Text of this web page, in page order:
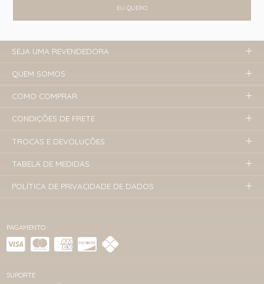
EU QUERO
PAGAMENTO
SUPORTE
SEJA UMA REVENDEDORA
QUEM SOMOS
COMO COMPRAR
CONDIÇÕES DE FRETE
TROCAS E DEVOLUÇÕES
TABELA DE MEDIDAS
POLÍTICA DE PRIVACIDADE DE DADOS